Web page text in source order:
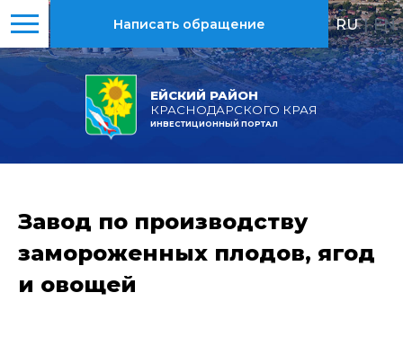
ЕЙСКИЙ РАЙОН
КРАСНОДАРСКОГО КРАЯ
ИНВЕСТИЦИОННЫЙ ПОРТАЛ
Написать обращение RU | EN
Завод по производству
замороженных плодов, ягод
и овощей